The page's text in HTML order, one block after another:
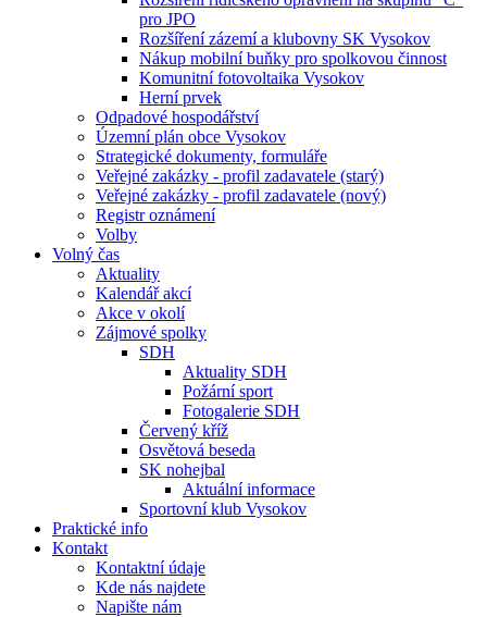
pro JPO
Rozšíření zázemí a klubovny SK Vysokov
Nákup mobilní buňky pro spolkovou činnost
Komunitní fotovoltaika Vysokov
Herní prvek
Odpadové hospodářství
Územní plán obce Vysokov
Strategické dokumenty, formuláře
Veřejné zakázky - profil zadavatele (starý)
Veřejné zakázky - profil zadavatele (nový)
Registr oznámení
Volby
Volný čas
Aktuality
Kalendář akcí
Akce v okolí
Zájmové spolky
SDH
Aktuality SDH
Požární sport
Fotogalerie SDH
Červený kříž
Osvětová beseda
SK nohejbal
Aktuální informace
Sportovní klub Vysokov
Praktické info
Kontakt
Kontaktní údaje
Kde nás najdete
Napište nám